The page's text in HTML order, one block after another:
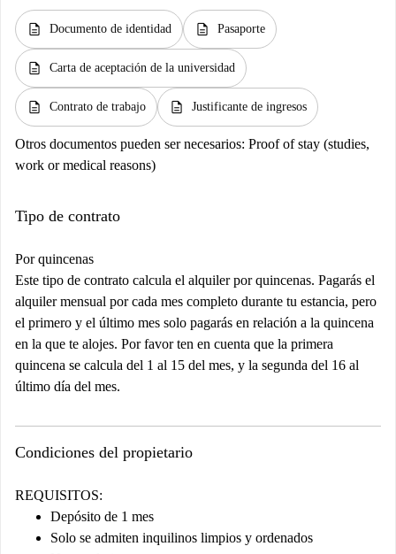
description Documento de identidad description Pasaporte
description Carta de aceptación de la universidad
description Contrato de trabajo description Justificante de ingresos
Otros documentos pueden ser necesarios: Proof of stay (studies,
work or medical reasons)
Tipo de contrato
Por quincenas
Este tipo de contrato calcula el alquiler por quincenas. Pagarás el
alquiler mensual por cada mes completo durante tu estancia, pero
el primero y el último mes solo pagarás en relación a la quincena
en la que te alojes. Por favor ten en cuenta que la primera
quincena se calcula del 1 al 15 del mes, y la segunda del 16 al
último día del mes.
Condiciones del propietario
REQUISITOS:
Depósito de 1 mes
Solo se admiten inquilinos limpios y ordenados